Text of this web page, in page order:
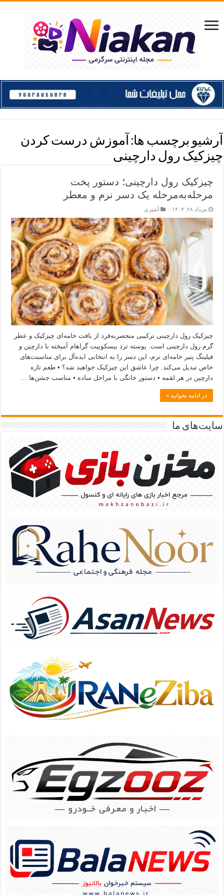
آرشیو برچسب ها: آموزش درست کردن
چیزکیک رول دارچینی
چیزکیک رول دارچینی؛ دستور پخت
مرحله‌به‌مرحله یک دسر نرم و معطر
مرداد ۲۸, ۱۴۰۴ آشپزی
چیزکیک رول دارچینی ترکیبی منحصربه‌فرد از بافت خامه‌ای چیزکیک و عطر
گرم رول دارچینی است. پوسته ترد بیسکوییت گراهام آمیخته با دارچین و
فیلینگ پنیر خامه‌ای نرم، این دسر را به انتخابی ایده‌آل برای مناسبت‌های
خاص تبدیل می‌کند. چرا عاشق این چیزکیک خواهید شد؟ • طعم تازه
دارچین در هر لقمه • دستور خانگی با مراحل ساده • مناسب جشن‌ها …
در ادامه بخوانید »
سایت‌های ما